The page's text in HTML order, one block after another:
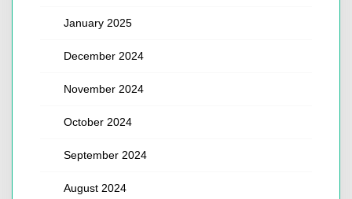
January 2025
December 2024
November 2024
October 2024
September 2024
August 2024